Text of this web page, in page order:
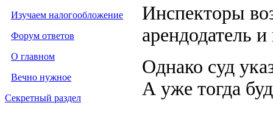
Изучаем налогообложение
Форум ответов
О главном
Вечно нужное
Секретный раздел
Инспекторы
арендодатель
Однако суд
А уже тогда